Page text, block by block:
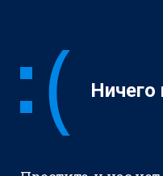
Ничего